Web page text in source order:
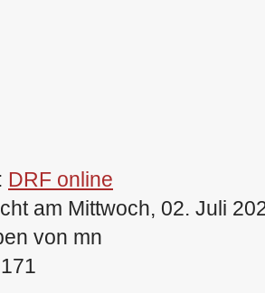
DRF online
am Mittwoch, 02. Juli
von mn